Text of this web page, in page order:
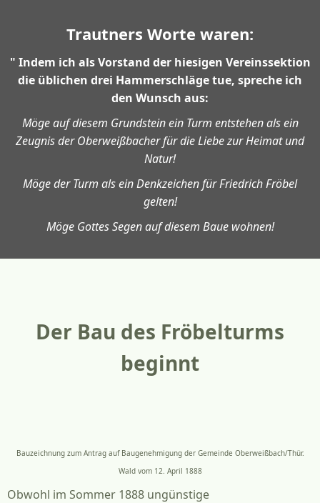
Trautners Worte waren:
" Indem ich als Vorstand der hiesigen Vereinssektion
die üblichen drei Hammerschläge tue, spreche ich
den Wunsch aus:
Möge auf diesem Grundstein ein Turm entstehen als ein
Zeugnis der Oberweißbacher für die Liebe zur Heimat und
Natur!
Möge der Turm als ein Denkzeichen für Friedrich Fröbel
gelten!
Möge Gottes Segen auf diesem Baue wohnen!
Der Bau des Fröbelturms
beginnt
Bauzeichnung zum Antrag auf Baugenehmigung der Gemeinde Oberweißbach/Thür.
Wald vom 12. April 1888
Obwohl im Sommer 1888 ungünstige